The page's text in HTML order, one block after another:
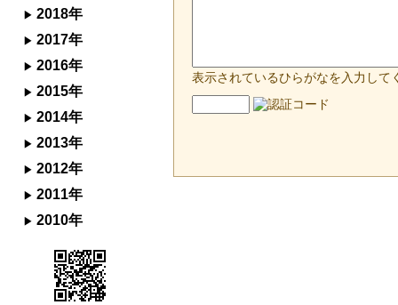
表示されているひらがなを入力して
2018年
2017年
2016年
2015年
2014年
2013年
2012年
2011年
2010年